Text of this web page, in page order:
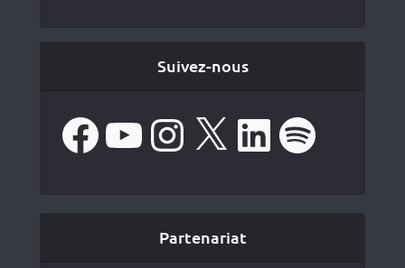
Suivez-nous
FacebookYouTube Instagram LinkedIn Spotify
Partenariat